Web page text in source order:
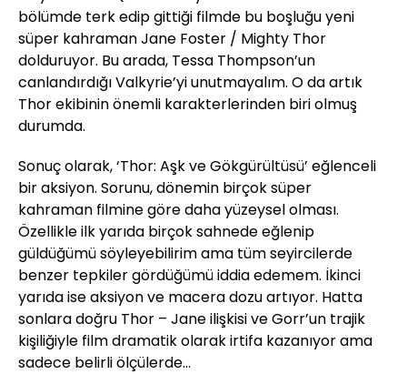
bölümde terk edip gittiği filmde bu boşluğu yeni
süper kahraman Jane Foster / Mighty Thor
dolduruyor. Bu arada, Tessa Thompson’un
canlandırdığı Valkyrie’yi unutmayalım. O da artık
Thor ekibinin önemli karakterlerinden biri olmuş
durumda.
Sonuç olarak, ‘Thor: Aşk ve Gökgürültüsü’ eğlenceli
bir aksiyon. Sorunu, dönemin birçok süper
kahraman filmine göre daha yüzeysel olması.
Özellikle ilk yarıda birçok sahnede eğlenip
güldüğümü söyleyebilirim ama tüm seyircilerde
benzer tepkiler gördüğümü iddia edemem. İkinci
yarıda ise aksiyon ve macera dozu artıyor. Hatta
sonlara doğru Thor – Jane ilişkisi ve Gorr’un trajik
kişiliğiyle film dramatik olarak irtifa kazanıyor ama
sadece belirli ölçülerde…